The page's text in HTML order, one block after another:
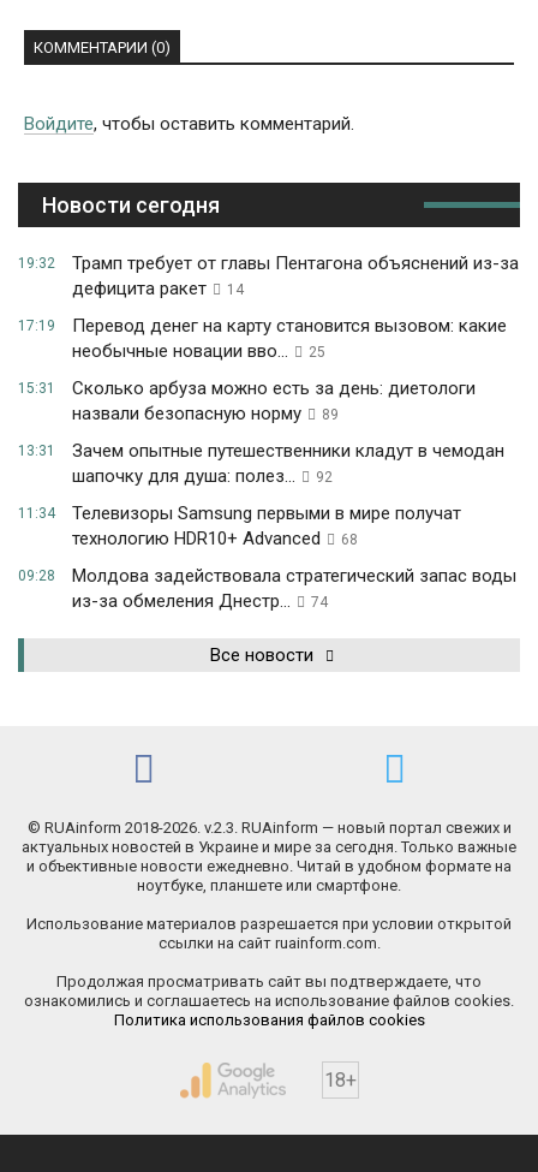
КОММЕНТАРИИ (0)
Войдите, чтобы оставить комментарий.
Новости сегодня
19:32
Трамп требует от главы Пентагона объяснений из-за
дефицита ракет
14
17:19
Перевод денег на карту становится вызовом: какие
необычные новации вво...
25
15:31
Сколько арбуза можно есть за день: диетологи
назвали безопасную норму
89
13:31
Зачем опытные путешественники кладут в чемодан
шапочку для душа: полез...
92
11:34
Телевизоры Samsung первыми в мире получат
технологию HDR10+ Advanced
68
09:28
Молдова задействовала стратегический запас воды
из-за обмеления Днестр...
74
Все новости
© RUAinform 2018-2026. v.2.3. RUAinform — новый портал свежих и
актуальных новостей в Украине и мире за сегодня. Только важные
и объективные новости ежедневно. Читай в удобном формате на
ноутбуке, планшете или смартфоне.
Использование материалов разрешается при условии открытой
ссылки на сайт ruainform.com.
Продолжая просматривать сайт вы подтверждаете, что
ознакомились и соглашаетесь на использование файлов cookies.
Политика использования файлов cookies
18+